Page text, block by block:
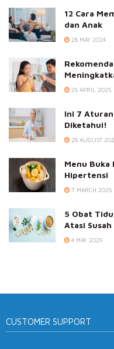
12 Cara
dan Anak
28 MAY 2024
25 APRIL 2025
Ini 7
Diketahui!
28 AUGUST
Menu Buka
Hipertensi
7 MARCH 2025
5 Obat
Atasi
4 MAY 2025
CUSTOMER SUPPORT